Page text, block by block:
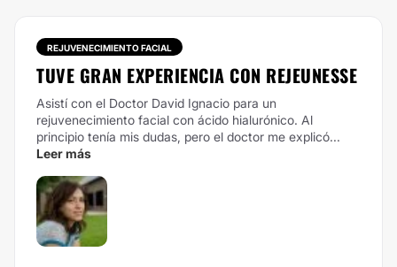
REJUVENECIMIENTO FACIAL
TUVE GRAN EXPERIENCIA CON REJEUNESSE
Asistí con el Doctor David Ignacio para un
rejuvenecimiento facial con ácido hialurónico. Al
principio tenía mis dudas, pero el doctor me explicó...
Leer más